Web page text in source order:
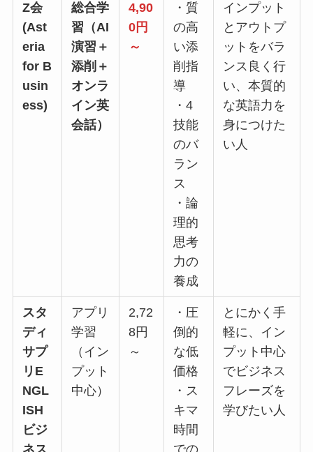
Z会
(Ast
eria
for B
usin
ess)
総合学
習（AI
演習＋
添削＋
オンラ
イン英
会話）
4,90
0円
～
・質
の高
い添
削指
導
・4
技能
のバ
ラン
ス
・論
理的
思考
力の
養成
インプット
とアウトプ
ットをバラ
ンス良く行
い、本質的
な英語力を
身につけた
い人
スタ
ディ
サプ
リE
NGL
ISH
ビジ
アプリ
学習
（イン
プット
中心）
2,72
8円
～
・圧
倒的
な低
価格
・ス
キマ
時間
とにかく手
軽に、イン
プット中心
でビジネス
フレーズを
学びたい人